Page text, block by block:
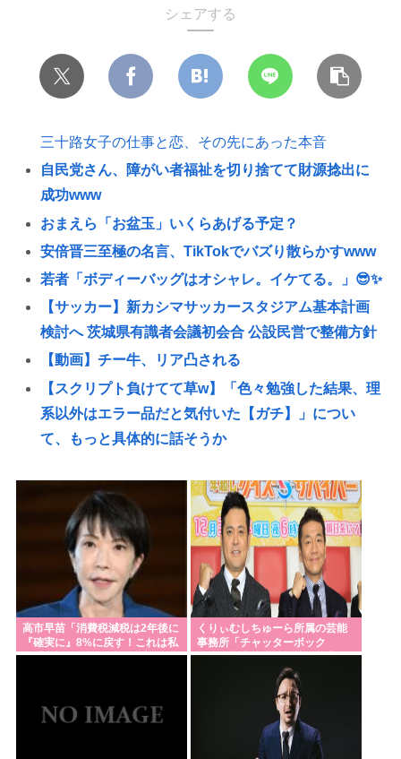
シェアする
三十路女子の仕事と恋、その先にあった本音
自民党さん、障がい者福祉を切り捨てて財源捻出に
成功www
おまえら「お盆玉」いくらあげる予定？
安倍晋三至極の名言、TikTokでバズり散らかすwww
若者「ボディーバッグはオシャレ。イケてる。」😎✨
【サッカー】新カシマサッカースタジアム基本計画
検討へ 茨城県有識者会議初会合 公設民営で整備方針
【動画】チー牛、リア凸される
【スクリプト負けてて草w】「色々勉強した結果、理
系以外はエラー品だと気付いた【ガチ】」につい
て、もっと具体的に話そうか
国すぎて涙出てきた…
埼玉県知事選挙、戸田市議の河合悠祐さんが出馬へ
立候補の表明は1人目:東京新聞
奈須きのこさん、円形脱毛症になっていた…
【高市朗報】日本の自殺者数、無茶苦茶減って史上
初の2万人割れ。無茶苦茶生きやすい国になってる件
www
「核兵器をなくすキーワードは『人間らしさ』」 ピ
ースボート畠山澄子さんが語った、核のある世界を
高市早苗「消費税減税は2年後に
『確実に』8%に戻す！これは私
の『覚悟』だ！最後まで責任を
くりぃむしちゅーら所属の芸能
事務所「チャッターボック
ス」、熊本地震被災地に災害義